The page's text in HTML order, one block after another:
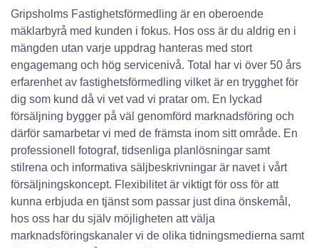
Gripsholms Fastighetsförmedling är en oberoende
mäklarbyrå med kunden i fokus. Hos oss är du aldrig en i
mängden utan varje uppdrag hanteras med stort
engagemang och hög servicenivå. Total har vi över 50 års
erfarenhet av fastighetsförmedling vilket är en trygghet för
dig som kund då vi vet vad vi pratar om. En lyckad
försäljning bygger på väl genomförd marknadsföring och
därför samarbetar vi med de främsta inom sitt område. En
professionell fotograf, tidsenliga planlösningar samt
stilrena och informativa säljbeskrivningar är navet i vårt
försäljningskoncept. Flexibilitet är viktigt för oss för att
kunna erbjuda en tjänst som passar just dina önskemål,
hos oss har du själv möjligheten att välja
marknadsföringskanaler vi de olika tidningsmedierna samt